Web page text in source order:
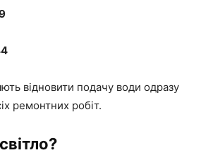
відновити подачу води одразу
ремонтних робіт.